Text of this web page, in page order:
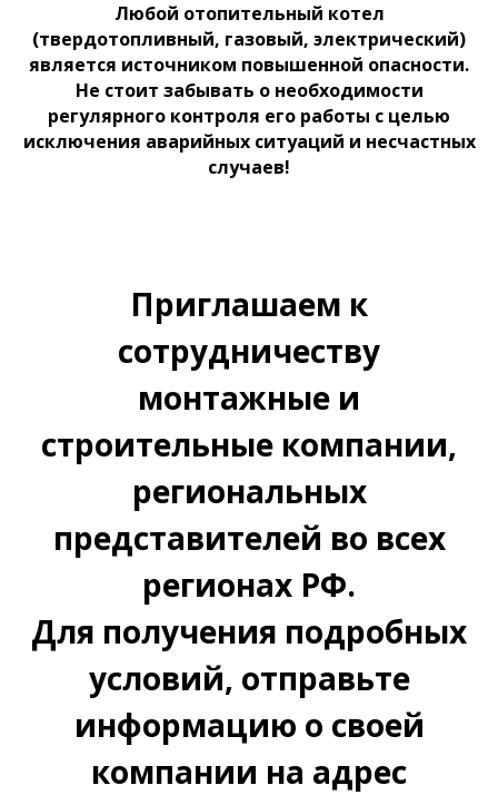
Любой отопительный котел
(твердотопливный, газовый, электрический)
является источником повышенной опасности.
Не стоит забывать о необходимости
регулярного контроля его работы с целью
исключения аварийных ситуаций и несчастных
случаев!
Приглашаем к
сотрудничеству
монтажные и
строительные компании,
региональных
представителей во всех
регионах РФ.
Для получения подробных
условий, отправьте
информацию о своей
компании на адрес